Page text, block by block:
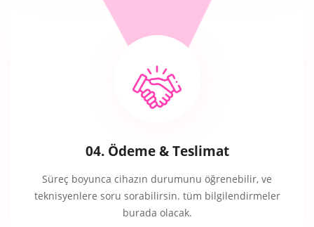
04. Ödeme & Teslimat
Süreç boyunca cihazın durumunu öğrenebilir, ve
teknisyenlere soru sorabilirsin. tüm bilgilendirmeler
burada olacak.